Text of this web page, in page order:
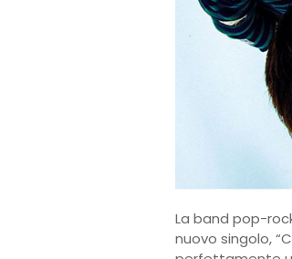
La band pop-
nuovo singolo,